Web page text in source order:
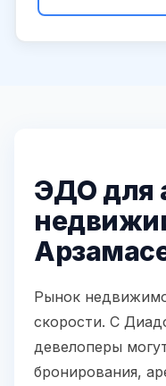
ЭДО для
Рынок
скорости. С
девелоперы
бронирования,